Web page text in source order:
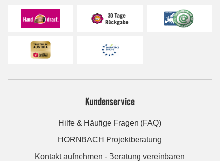
Kundenservice
Hilfe & Häufige Fragen (FAQ)
HORNBACH Projektberatung
Kontakt aufnehmen - Beratung vereinbaren